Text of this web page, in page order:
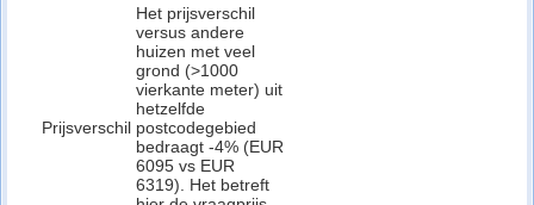
Prijsverschil
Het prijsverschil
versus andere
huizen met veel
grond (>1000
vierkante meter) uit
hetzelfde
postcodegebied
bedraagt -4% (EUR
6095 vs EUR
6319). Het betreft